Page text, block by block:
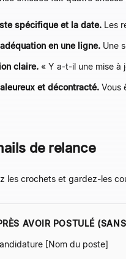
spécifique et la date. Les
en une ligne. Une
claire. « Y a-t-il une mise à
et décontracté. Vous
de relance
les crochets et gardez-les
AVOIR POSTULÉ
[Nom du poste]